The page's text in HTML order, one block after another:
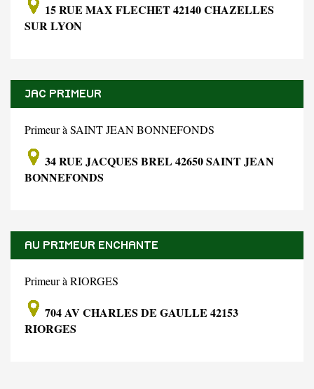
15 RUE MAX FLECHET 42140 CHAZELLES
SUR LYON
JAC PRIMEUR
Primeur à SAINT JEAN BONNEFONDS
34 RUE JACQUES BREL 42650 SAINT JEAN
BONNEFONDS
AU PRIMEUR ENCHANTE
Primeur à RIORGES
704 AV CHARLES DE GAULLE 42153
RIORGES